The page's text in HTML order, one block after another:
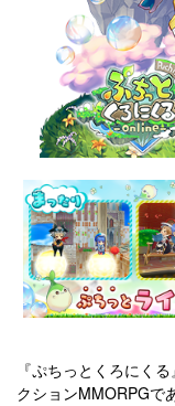
『ぷちっとくろにく
クションMMORPGで